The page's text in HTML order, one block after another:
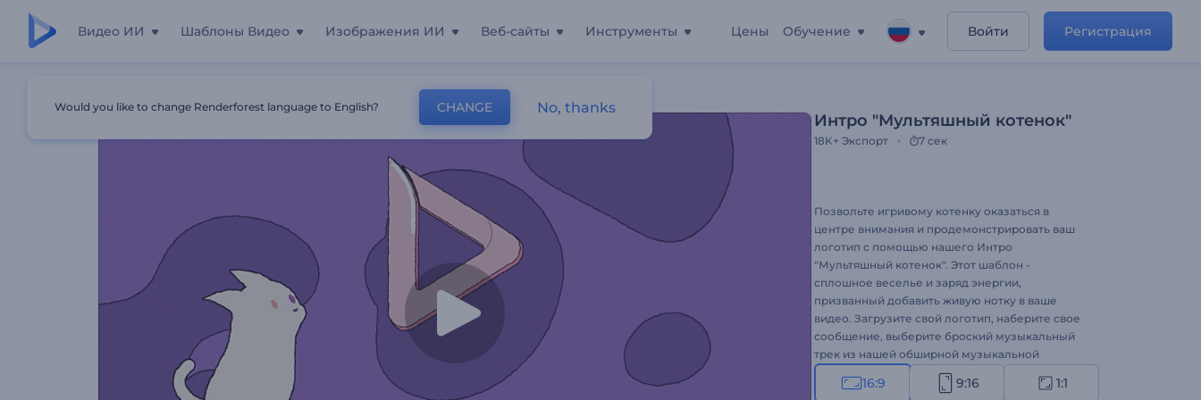
Видео ИИ Шаблоны Видео Изображения ИИ Веб-сайты Инструменты Цены Обучение Войти Регистрация
Интро "Мультяшный котенок"
18K+ Экспорт 7 сек
Позвольте игривому котенку оказаться в
центре внимания и продемонстрировать ваш
логотип с помощью нашего Интро
"Мультяшный котенок". Этот шаблон -
сплошное веселье и заряд энергии,
призванный добавить живую нотку в ваше
видео. Загрузите свой логотип, наберите свое
сообщение, выберите броский музыкальный
трек из нашей обширной музыкальной
библиотеки - и готово! Идеально подходит для
увлекательных интро и вступительных роликов,
16:9 9:16 1:1
Would you like to change Renderforest language to English? CHANGE No, thanks